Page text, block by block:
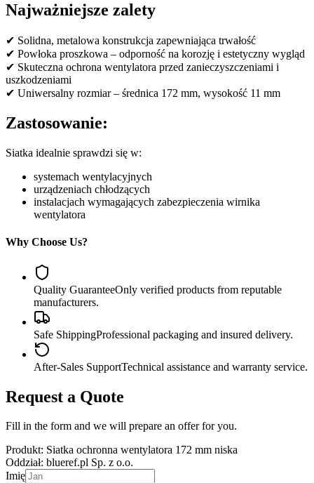
Najważniejsze zalety
✔ Solidna, metalowa konstrukcja zapewniająca trwałość
✔ Powłoka proszkowa – odporność na korozję i estetyczny wygląd
✔ Skuteczna ochrona wentylatora przed zanieczyszczeniami i
uszkodzeniami
✔ Uniwersalny rozmiar – średnica 172 mm, wysokość 11 mm
Zastosowanie:
Siatka idealnie sprawdzi się w:
systemach wentylacyjnych
urządzeniach chłodzących
instalacjach wymagających zabezpieczenia wirnika
wentylatora
Why Choose Us?
Quality GuaranteeOnly verified products from reputable
manufacturers.
Safe ShippingProfessional packaging and insured delivery.
After-Sales SupportTechnical assistance and warranty service.
Request a Quote
Fill in the form and we will prepare an offer for you.
Produkt: Siatka ochronna wentylatora 172 mm niska
Oddział: blueref.pl Sp. z o.o.
Imię